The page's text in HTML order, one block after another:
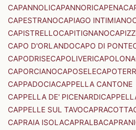
CAPANNOLICAPANNORICAPENA
CAPESTRANOCAPIAGO INTIMIANO
CAPISTRELLOCAPITIGNANO
CAPO D'ORLANDOCAPO DI PONTE
CAPODRISECAPOLIVERICAPOLONA
CAPORCIANOCAPOSELE
CAPPADOCIACAPPELLA CANTONE
CAPPELLA DE' PICENARDI
CAPPELLE SUL TAVOCAPRACOTTA
CAPRAIA ISOLACAPRALBA